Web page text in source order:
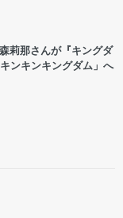
莉那さんが『キングダ
ンキンキングダム」へ